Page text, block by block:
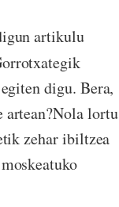
artikulu
digu. Bera,
artean?Nola lortu
zehar ibiltzea